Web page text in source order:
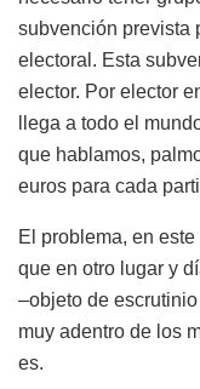
subvención prevista
electoral. Esta
elector. Por elector
llega a todo el
que hablamos,
euros para cada
El problema, en
que en otro lugar y
–objeto de
muy adentro de los
es.